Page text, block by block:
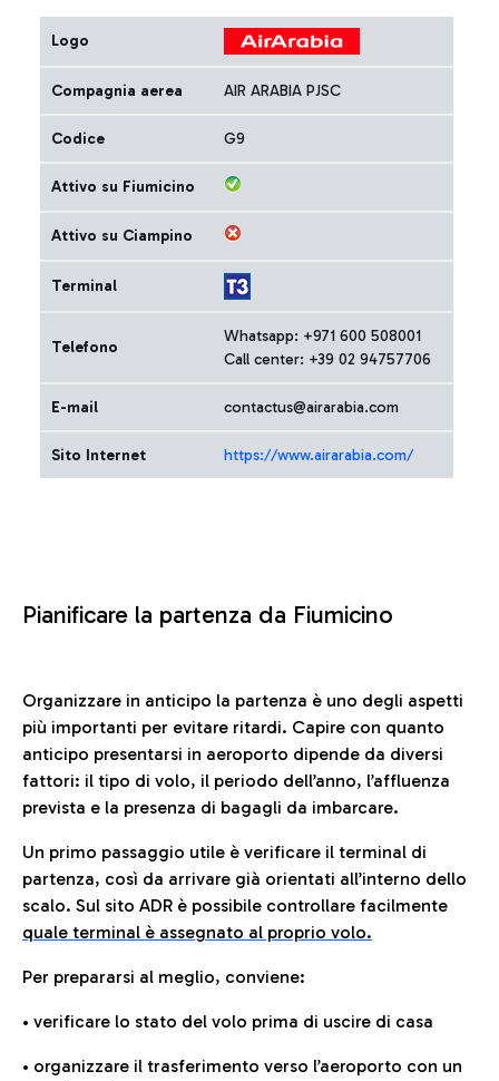
Logo
Compagnia aerea AIR ARABIA PJSC
Codice G9
Attivo su Fiumicino
Attivo su Ciampino
Terminal
Telefono
Whatsapp: +971 600 508001
Call center: +39 02 94757706
E-mail contactus@airarabia.com
Sito Internet https://www.airarabia.com/
Pianificare la partenza da Fiumicino
Organizzare in anticipo la partenza è uno degli aspetti
più importanti per evitare ritardi. Capire con quanto
anticipo presentarsi in aeroporto dipende da diversi
fattori: il tipo di volo, il periodo dell’anno, l’affluenza
prevista e la presenza di bagagli da imbarcare.
Un primo passaggio utile è verificare il terminal di
partenza, così da arrivare già orientati all’interno dello
scalo. Sul sito ADR è possibile controllare facilmente
quale terminal è assegnato al proprio volo.
Per prepararsi al meglio, conviene:
• verificare lo stato del volo prima di uscire di casa
• organizzare il trasferimento verso l’aeroporto con un